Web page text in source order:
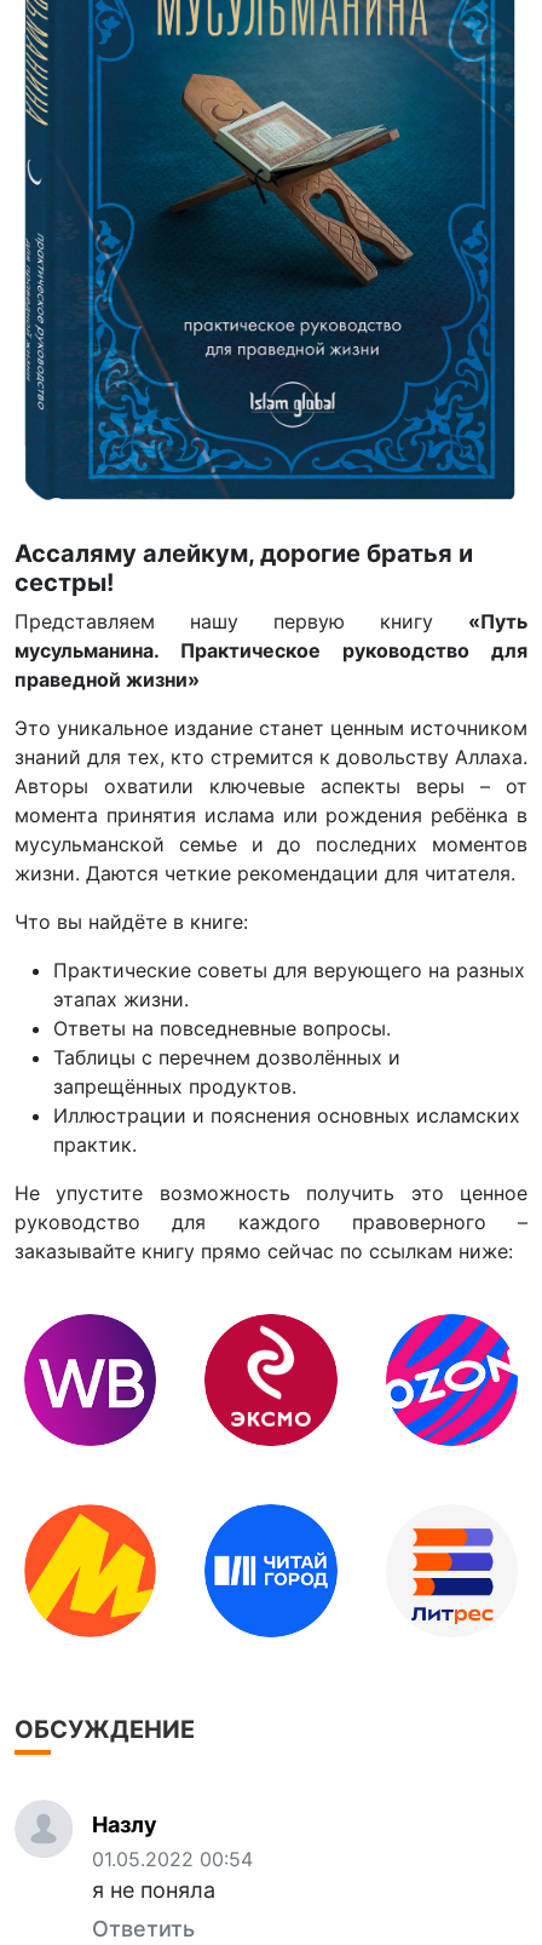
Ассаляму алейкум, дорогие братья и
сестры!
Представляем нашу первую книгу «Путь
мусульманина. Практическое руководство для
праведной жизни»
Это уникальное издание станет ценным источником
знаний для тех, кто стремится к довольству Аллаха.
Авторы охватили ключевые аспекты веры – от
момента принятия ислама или рождения ребёнка в
мусульманской семье и до последних моментов
жизни. Даются четкие рекомендации для читателя.
Что вы найдёте в книге:
Практические советы для верующего на разных
этапах жизни.
Ответы на повседневные вопросы.
Таблицы с перечнем дозволённых и
запрещённых продуктов.
Иллюстрации и пояснения основных исламских
практик.
Не упустите возможность получить это ценное
руководство для каждого правоверного –
заказывайте книгу прямо сейчас по ссылкам ниже:
ОБСУЖДЕНИЕ
Назлу
01.05.2022 00:54
я не поняла
Ответить